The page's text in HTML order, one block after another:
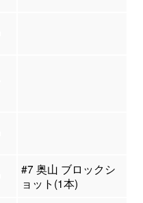
#7 奥山 ブロックシ
ョット(1本)